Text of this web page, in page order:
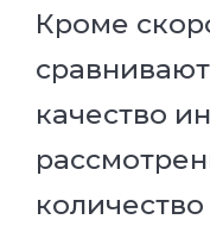
Кроме
качество